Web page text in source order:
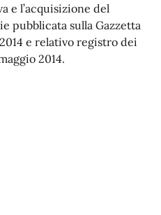
e l’acquisizione del
pubblicata sulla Gazzetta
e relativo registro dei
2014.